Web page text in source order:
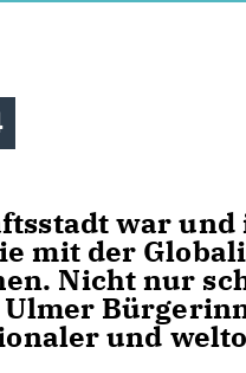
war
mit der
Nicht nur
und